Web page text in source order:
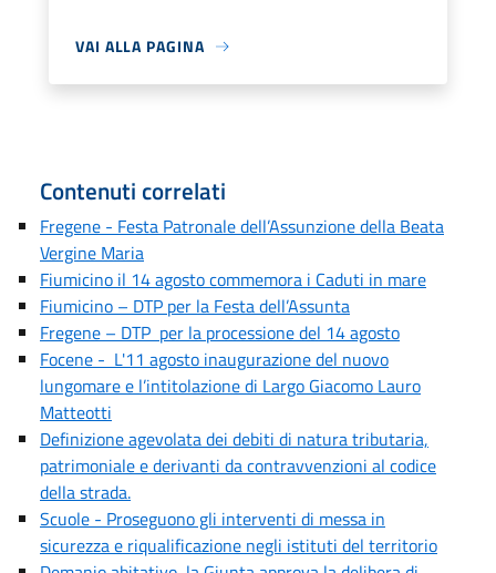
VAI ALLA PAGINA
Contenuti correlati
Fregene - Festa Patronale dell’Assunzione della Beata
Vergine Maria
Fiumicino il 14 agosto commemora i Caduti in mare
Fiumicino – DTP per la Festa dell’Assunta
Fregene – DTP per la processione del 14 agosto
Focene - L'11 agosto inaugurazione del nuovo
lungomare e l’intitolazione di Largo Giacomo Lauro
Matteotti
Definizione agevolata dei debiti di natura tributaria,
patrimoniale e derivanti da contravvenzioni al codice
della strada.
Scuole - Proseguono gli interventi di messa in
sicurezza e riqualificazione negli istituti del territorio